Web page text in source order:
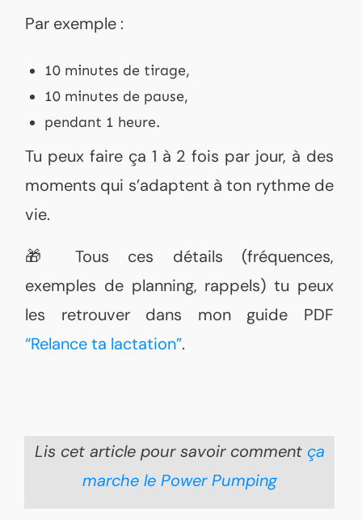
Par exemple :
10 minutes de tirage,
10 minutes de pause,
pendant 1 heure.
Tu peux faire ça 1 à 2 fois par jour, à des
moments qui s’adaptent à ton rythme de
vie.
🎁 Tous ces détails (fréquences,
exemples de planning, rappels) tu peux
les retrouver dans mon guide PDF
“Relance ta lactation”.
Lis cet article pour savoir comment ça
marche le Power Pumping